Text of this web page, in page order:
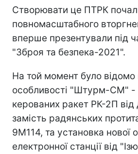
Створювати це ПТРК
повномасштабного
вперше презентували під
"Зброя та безпека-2021".
На той момент було відомо
особливості "Штурм-СМ" -
керованих ракет РК-2П
замість радянських
9М114, та установка нової
електронної станції від